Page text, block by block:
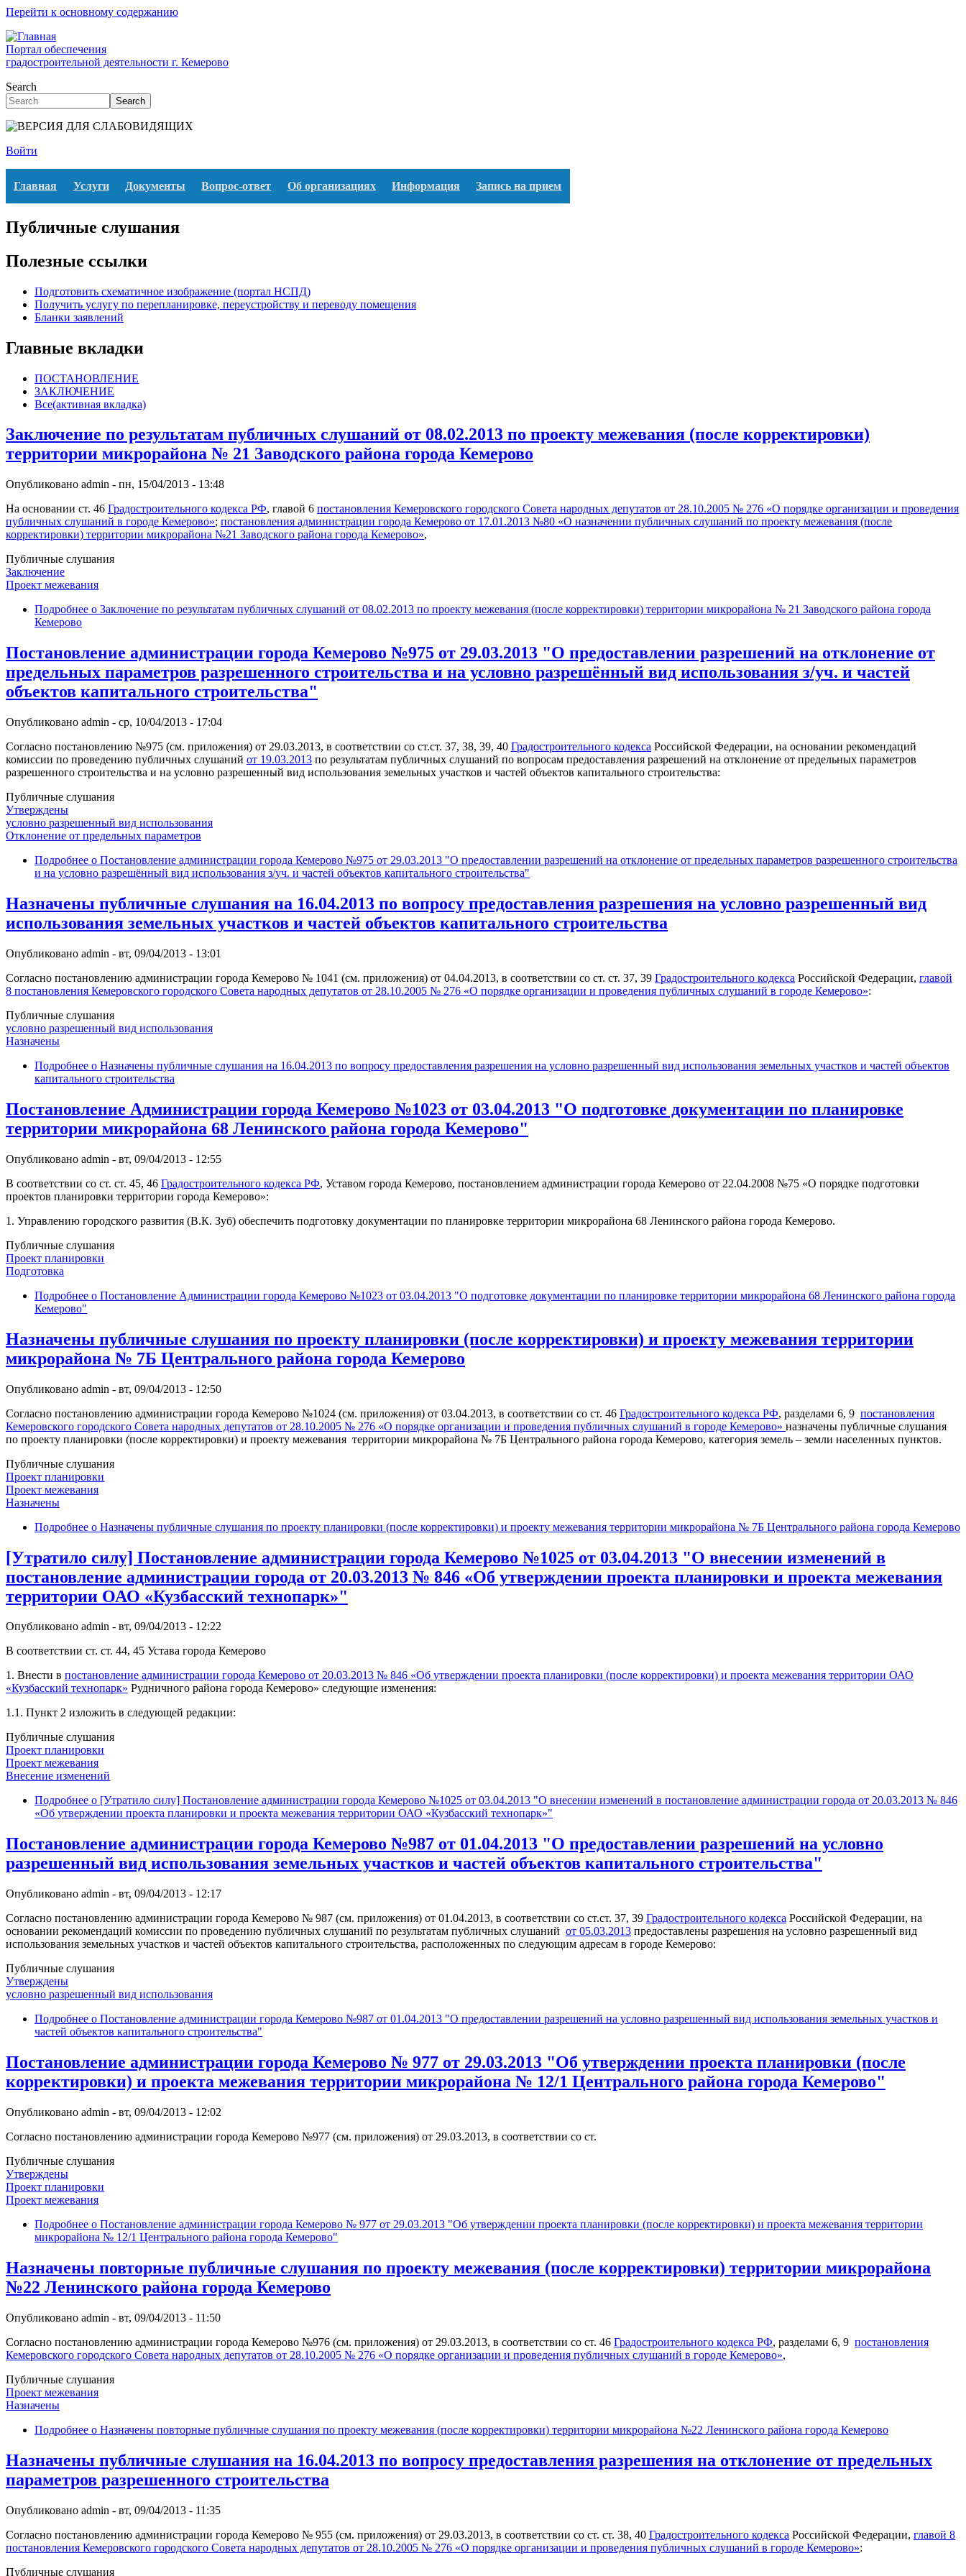
Перейти к основному содержанию
Портал обеспечения
градостроительной деятельности г. Кемерово
Search
Search
Войти
Главная Услуги Документы Вопрос-ответ Об организациях Информация Запись на прием
Публичные слушания
Полезные ссылки
Подготовить схематичное изображение (портал НСПД)
Получить услугу по перепланировке, переустройству и переводу помещения
Бланки заявлений
Главные вкладки
ПОСТАНОВЛЕНИЕ
ЗАКЛЮЧЕНИЕ
Все(активная вкладка)
Заключение по результатам публичных слушаний от 08.02.2013 по проекту межевания (после корректировки)
территории микрорайона № 21 Заводского района города Кемерово
Опубликовано admin - пн, 15/04/2013 - 13:48
На основании ст. 46 Градостроительного кодекса РФ, главой 6 постановления Кемеровского городского Совета народных депутатов от 28.10.2005 № 276 «О порядке организации и проведения
публичных слушаний в городе Кемерово»; постановления администрации города Кемерово от 17.01.2013 №80 «О назначении публичных слушаний по проекту межевания (после
корректировки) территории микрорайона №21 Заводского района города Кемерово»,
Публичные слушания
Заключение
Проект межевания
Подробнее о Заключение по результатам публичных слушаний от 08.02.2013 по проекту межевания (после корректировки) территории микрорайона № 21 Заводского района города
Кемерово
Постановление администрации города Кемерово №975 от 29.03.2013 "О предоставлении разрешений на отклонение от
предельных параметров разрешенного строительства и на условно разрешённый вид использования з/уч. и частей
объектов капитального строительства"
Опубликовано admin - ср, 10/04/2013 - 17:04
Согласно постановлению №975 (см. приложения) от 29.03.2013, в соответствии со ст.ст. 37, 38, 39, 40 Градостроительного кодекса Российской Федерации, на основании рекомендаций
комиссии по проведению публичных слушаний от 19.03.2013 по результатам публичных слушаний по вопросам предоставления разрешений на отклонение от предельных параметров
разрешенного строительства и на условно разрешенный вид использования земельных участков и частей объектов капитального строительства:
Публичные слушания
Утверждены
условно разрешенный вид использования
Отклонение от предельных параметров
Подробнее о Постановление администрации города Кемерово №975 от 29.03.2013 "О предоставлении разрешений на отклонение от предельных параметров разрешенного строительства
и на условно разрешённый вид использования з/уч. и частей объектов капитального строительства"
Назначены публичные слушания на 16.04.2013 по вопросу предоставления разрешения на условно разрешенный вид
использования земельных участков и частей объектов капитального строительства
Опубликовано admin - вт, 09/04/2013 - 13:01
Согласно постановлению администрации города Кемерово № 1041 (см. приложения) от 04.04.2013, в соответствии со ст. ст. 37, 39 Градостроительного кодекса Российской Федерации, главой
8 постановления Кемеровского городского Совета народных депутатов от 28.10.2005 № 276 «О порядке организации и проведения публичных слушаний в городе Кемерово»:
Публичные слушания
условно разрешенный вид использования
Назначены
Подробнее о Назначены публичные слушания на 16.04.2013 по вопросу предоставления разрешения на условно разрешенный вид использования земельных участков и частей объектов
капитального строительства
Постановление Администрации города Кемерово №1023 от 03.04.2013 "О подготовке документации по планировке
территории микрорайона 68 Ленинского района города Кемерово"
Опубликовано admin - вт, 09/04/2013 - 12:55
В соответствии со ст. ст. 45, 46 Градостроительного кодекса РФ, Уставом города Кемерово, постановлением администрации города Кемерово от 22.04.2008 №75 «О порядке подготовки
проектов планировки территории города Кемерово»:
1. Управлению городского развития (В.К. Зуб) обеспечить подготовку документации по планировке территории микрорайона 68 Ленинского района города Кемерово.
Публичные слушания
Проект планировки
Подготовка
Подробнее о Постановление Администрации города Кемерово №1023 от 03.04.2013 "О подготовке документации по планировке территории микрорайона 68 Ленинского района города
Кемерово"
Назначены публичные слушания по проекту планировки (после корректировки) и проекту межевания территории
микрорайона № 7Б Центрального района города Кемерово
Опубликовано admin - вт, 09/04/2013 - 12:50
Согласно постановлению администрации города Кемерово №1024 (см. приложения) от 03.04.2013, в соответствии со ст. 46 Градостроительного кодекса РФ, разделами 6, 9 постановления
Кемеровского городского Совета народных депутатов от 28.10.2005 № 276 «О порядке организации и проведения публичных слушаний в городе Кемерово» назначены публичные слушания
по проекту планировки (после корректировки) и проекту межевания территории микрорайона № 7Б Центрального района города Кемерово, категория земель – земли населенных пунктов.
Публичные слушания
Проект планировки
Проект межевания
Назначены
Подробнее о Назначены публичные слушания по проекту планировки (после корректировки) и проекту межевания территории микрорайона № 7Б Центрального района города Кемерово
[Утратило силу] Постановление администрации города Кемерово №1025 от 03.04.2013 "О внесении изменений в
постановление администрации города от 20.03.2013 № 846 «Об утверждении проекта планировки и проекта межевания
территории ОАО «Кузбасский технопарк»"
Опубликовано admin - вт, 09/04/2013 - 12:22
В соответствии ст. ст. 44, 45 Устава города Кемерово
1. Внести в постановление администрации города Кемерово от 20.03.2013 № 846 «Об утверждении проекта планировки (после корректировки) и проекта межевания территории ОАО
«Кузбасский технопарк» Рудничного района города Кемерово» следующие изменения:
1.1. Пункт 2 изложить в следующей редакции:
Публичные слушания
Проект планировки
Проект межевания
Внесение изменений
Подробнее о [Утратило силу] Постановление администрации города Кемерово №1025 от 03.04.2013 "О внесении изменений в постановление администрации города от 20.03.2013 № 846
«Об утверждении проекта планировки и проекта межевания территории ОАО «Кузбасский технопарк»"
Постановление администрации города Кемерово №987 от 01.04.2013 "О предоставлении разрешений на условно
разрешенный вид использования земельных участков и частей объектов капитального строительства"
Опубликовано admin - вт, 09/04/2013 - 12:17
Согласно постановлению администрации города Кемерово № 987 (см. приложения) от 01.04.2013, в соответствии со ст.ст. 37, 39 Градостроительного кодекса Российской Федерации, на
основании рекомендаций комиссии по проведению публичных слушаний по результатам публичных слушаний от 05.03.2013 предоставлены разрешения на условно разрешенный вид
использования земельных участков и частей объектов капитального строительства, расположенных по следующим адресам в городе Кемерово:
Публичные слушания
Утверждены
условно разрешенный вид использования
Подробнее о Постановление администрации города Кемерово №987 от 01.04.2013 "О предоставлении разрешений на условно разрешенный вид использования земельных участков и
частей объектов капитального строительства"
Постановление администрации города Кемерово № 977 от 29.03.2013 "Об утверждении проекта планировки (после
корректировки) и проекта межевания территории микрорайона № 12/1 Центрального района города Кемерово"
Опубликовано admin - вт, 09/04/2013 - 12:02
Согласно постановлению администрации города Кемерово №977 (см. приложения) от 29.03.2013, в соответствии со ст.
Публичные слушания
Утверждены
Проект планировки
Проект межевания
Подробнее о Постановление администрации города Кемерово № 977 от 29.03.2013 "Об утверждении проекта планировки (после корректировки) и проекта межевания территории
микрорайона № 12/1 Центрального района города Кемерово"
Назначены повторные публичные слушания по проекту межевания (после корректировки) территории микрорайона
№22 Ленинского района города Кемерово
Опубликовано admin - вт, 09/04/2013 - 11:50
Согласно постановлению администрации города Кемерово №976 (см. приложения) от 29.03.2013, в соответствии со ст. 46 Градостроительного кодекса РФ, разделами 6, 9 постановления
Кемеровского городского Совета народных депутатов от 28.10.2005 № 276 «О порядке организации и проведения публичных слушаний в городе Кемерово»,
Публичные слушания
Проект межевания
Назначены
Подробнее о Назначены повторные публичные слушания по проекту межевания (после корректировки) территории микрорайона №22 Ленинского района города Кемерово
Назначены публичные слушания на 16.04.2013 по вопросу предоставления разрешения на отклонение от предельных
параметров разрешенного строительства
Опубликовано admin - вт, 09/04/2013 - 11:35
Согласно постановлению администрации города Кемерово № 955 (см. приложения) от 29.03.2013, в соответствии со ст. ст. 38, 40 Градостроительного кодекса Российской Федерации, главой 8
постановления Кемеровского городского Совета народных депутатов от 28.10.2005 № 276 «О порядке организации и проведения публичных слушаний в городе Кемерово»:
Публичные слушания